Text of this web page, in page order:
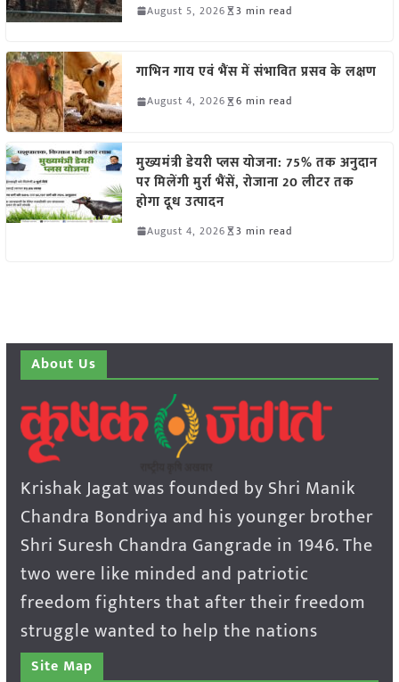
August 5, 2026 3 min read
गाभिन गाय एवं भैंस में संभावित प्रसव के लक्षण
August 4, 2026 6 min read
मुख्यमंत्री डेयरी प्लस योजना: 75% तक अनुदान
पर मिलेंगी मुर्रा भैंसें, रोजाना 20 लीटर तक
होगा दूध उत्पादन
August 4, 2026 3 min read
About Us
Krishak Jagat was founded by Shri Manik
Chandra Bondriya and his younger brother
Shri Suresh Chandra Gangrade in 1946. The
two were like minded and patriotic
freedom fighters that after their freedom
struggle wanted to help the nations
Site Map